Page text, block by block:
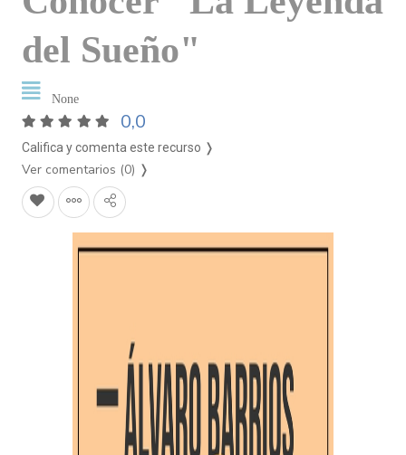
del Sueño"
None
0,0
Califica y comenta este recurso ❭
Ver comentarios (0) ❭